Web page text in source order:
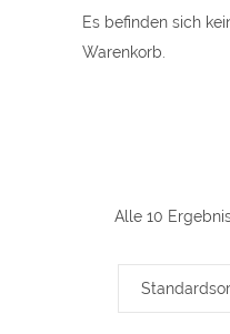
Es befinden sich
Warenkorb.
Alle 10